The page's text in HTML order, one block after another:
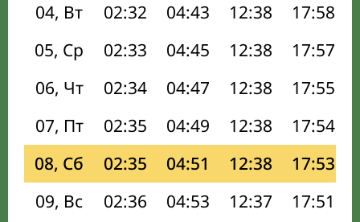
04, Вт
02:32 04:43 12:38 17:58
05, Ср
02:33 04:45 12:38 17:57
06, Чт
02:34 04:47 12:38 17:55
07, Пт
02:35 04:49 12:38 17:54
08, Сб
02:35 04:51 12:38 17:53
09, Вс
02:36 04:53 12:37 17:51